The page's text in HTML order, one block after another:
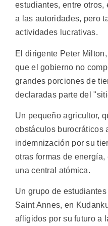
estudiantes, entre otros,
a las autoridades, pero
actividades lucrativas.
El dirigente Peter
que el gobierno no
grandes porciones de
declaradas parte del
Un pequeño agricultor,
obstáculos burocráticos
indemnización por su
otras formas de
una central atómica.
Un grupo de
Saint Annes, en
afligidos por su futuro a